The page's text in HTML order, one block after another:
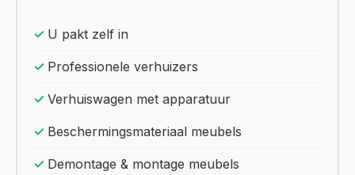
U pakt zelf in
Professionele verhuizers
Verhuiswagen met apparatuur
Beschermingsmateriaal meubels
Demontage & montage meubels